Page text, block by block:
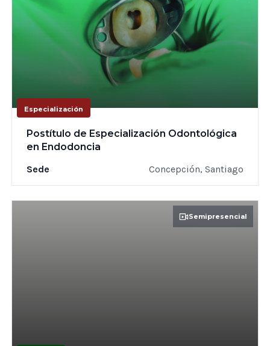
Especialización
Postítulo de Especialización Odontológica
en Endodoncia
Sede
Concepción, Santiago
Semipresencial